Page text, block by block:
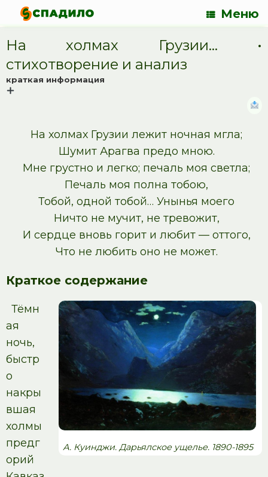
Меню
На холмах Грузии… •
cтихотворение и анализ
краткая информация
На холмах Грузии лежит ночная мгла;
Шумит Арагва предо мною.
Мне грустно и легко; печаль моя светла;
Печаль моя полна тобою,
Тобой, одной тобой… Унынья моего
Ничто не мучит, не тревожит,
И сердце вновь горит и любит — оттого,
Что не любить оно не может.
Краткое содержание
А. Куинджи. Дарьялское ущелье. 1890-1895
Тёмн
ая
ночь,
быстр
о
накры
вшая
холмы
предг
орий